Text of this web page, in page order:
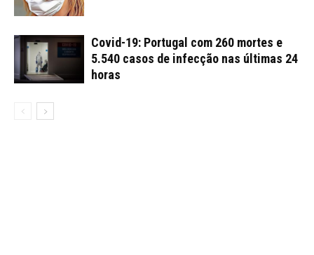
Covid-19: Portugal com 260 mortes e
5.540 casos de infecção nas últimas 24
horas